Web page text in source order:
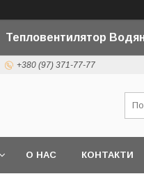
Тепловентилятор
+380 (97) 371-77-77
О НАС КОНТАКТИ